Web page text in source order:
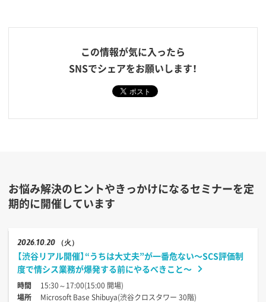
この情報が気に入ったら
SNSでシェアをお願いします！
お悩み解決のヒントやきっかけになるセミナーを定
期的に開催しています
202610.20 （火）
【渋谷リアル開催】“うちは大丈夫”が一番危ない〜SCS評価制
度で情シス業務が爆発する前にやるべきこと〜
時間
15:30～17:00(15:00 開場)
場所
Microsoft Base Shibuya(渋谷クロスタワー 30階)